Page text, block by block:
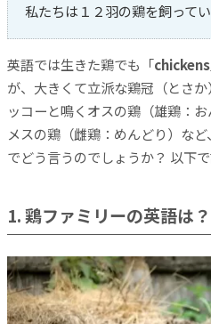
私たちは１２羽の鶏を飼ってい
英語では生きた鶏でも「chickens
が、大きくて立派な鶏冠（とさ
ッコーと鳴くオスの鶏（雄鶏：
メスの鶏（雌鶏：めんどり）な
でどう言うのでしょうか？ 以下
1. 鶏ファミリーの英語は？